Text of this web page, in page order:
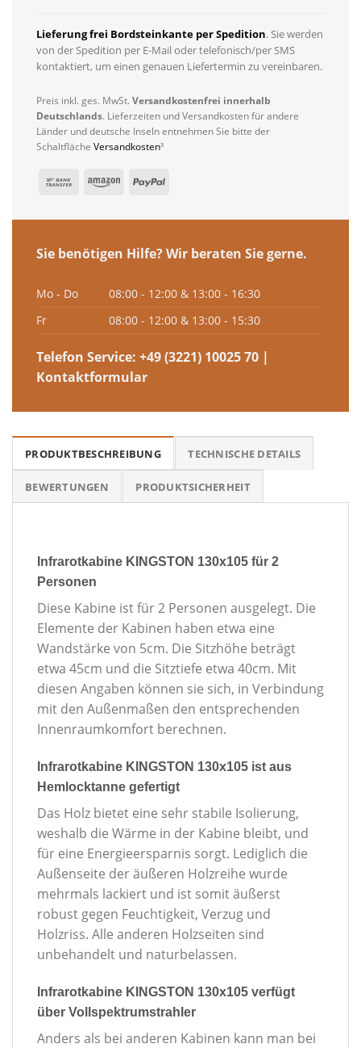
Lieferung frei Bordsteinkante per Spedition. Sie werden
von der Spedition per E-Mail oder telefonisch/per SMS
kontaktiert, um einen genauen Liefertermin zu vereinbaren.
Preis inkl. ges. MwSt. Versandkostenfrei innerhalb
Deutschlands. Lieferzeiten und Versandkosten für andere
Länder und deutsche Inseln entnehmen Sie bitte der
Schaltfläche Versandkosten³
Sie benötigen Hilfe? Wir beraten Sie gerne.
Mo - Do
08:00 - 12:00 & 13:00 - 16:30
Fr
08:00 - 12:00 & 13:00 - 15:30
Telefon Service: +49 (3221) 10025 70 |
Kontaktformular
PRODUKTBESCHREIBUNG TECHNISCHE DETAILS
BEWERTUNGEN PRODUKTSICHERHEIT
Infrarotkabine KINGSTON 130x105 für 2
Personen
Diese Kabine ist für 2 Personen ausgelegt. Die
Elemente der Kabinen haben etwa eine
Wandstärke von 5cm. Die Sitzhöhe beträgt
etwa 45cm und die Sitztiefe etwa 40cm. Mit
diesen Angaben können sie sich, in Verbindung
mit den Außenmaßen den entsprechenden
Innenraumkomfort berechnen.
Infrarotkabine KINGSTON 130x105 ist aus
Hemlocktanne gefertigt
Das Holz bietet eine sehr stabile Isolierung,
weshalb die Wärme in der Kabine bleibt, und
für eine Energieersparnis sorgt. Lediglich die
Außenseite der äußeren Holzreihe wurde
mehrmals lackiert und ist somit äußerst
robust gegen Feuchtigkeit, Verzug und
Holzriss. Alle anderen Holzseiten sind
unbehandelt und naturbelassen.
Infrarotkabine KINGSTON 130x105 verfügt
über Vollspektrumstrahler
Anders als bei anderen Kabinen kann man bei